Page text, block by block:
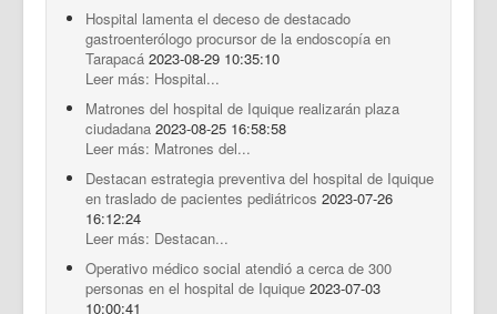
Hospital lamenta el deceso de destacado
gastroenterólogo procursor de la endoscopía en
Tarapacá 2023-08-29 10:35:10
Leer más: Hospital...
Matrones del hospital de Iquique realizarán plaza
ciudadana 2023-08-25 16:58:58
Leer más: Matrones del...
Destacan estrategia preventiva del hospital de Iquique
en traslado de pacientes pediátricos 2023-07-26
16:12:24
Leer más: Destacan...
Operativo médico social atendió a cerca de 300
personas en el hospital de Iquique 2023-07-03
10:00:41